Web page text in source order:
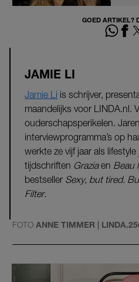
GOED ARTIKEL?
JAMIE LI
Jamie Li is schrijver,
maandelijks voor LINDA.nl.
ouderschapsperikelen.
interviewprogramma’s op
werkte ze vijf jaar als
tijdschriften Graziaen Beau
bestseller Sexy, but tired.
Filter.
FOTO ANNE TIMMER |